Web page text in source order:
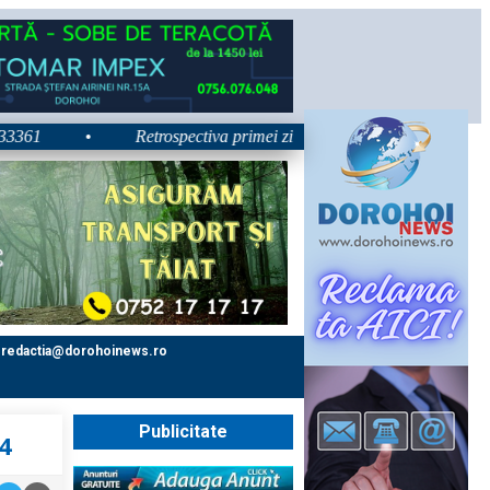
Retrospectiva primei zile la Zilele Nordului 2026:
redactia@dorohoinews.ro
Publicitate